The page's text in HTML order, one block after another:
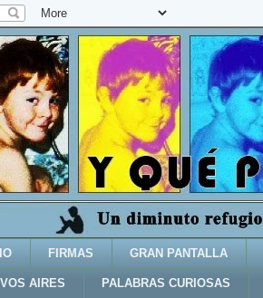
FIRMAS GRAN PANTALLA
AIRES PALABRAS CURIOSAS